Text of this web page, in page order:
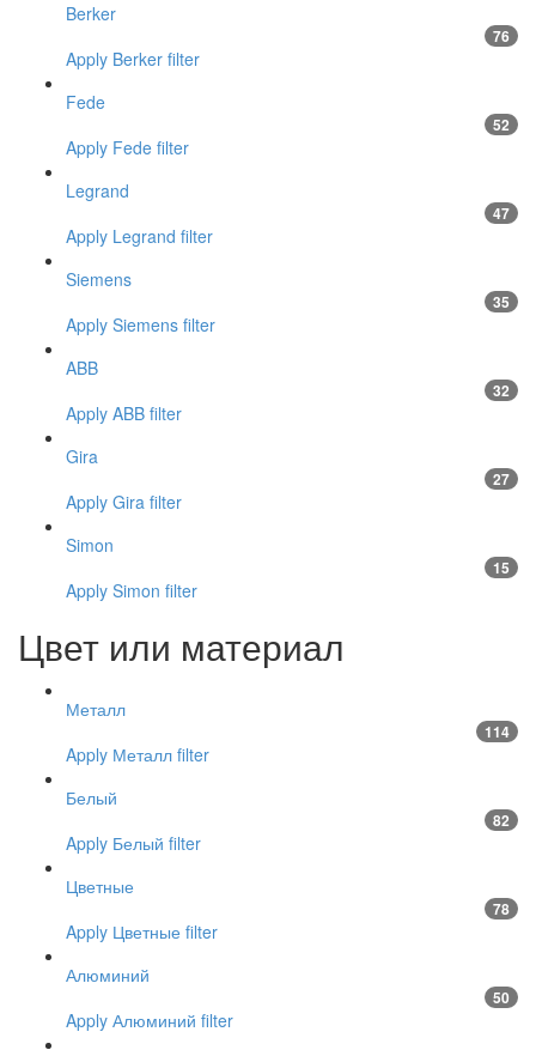
Berker
76
Apply Berker filter
Fede
52
Apply Fede filter
Legrand
47
Apply Legrand filter
Siemens
35
Apply Siemens filter
ABB
32
Apply ABB filter
Gira
27
Apply Gira filter
Simon
15
Apply Simon filter
Цвет или материал
Металл
114
Apply Металл filter
Белый
82
Apply Белый filter
Цветные
78
Apply Цветные filter
Алюминий
50
Apply Алюминий filter